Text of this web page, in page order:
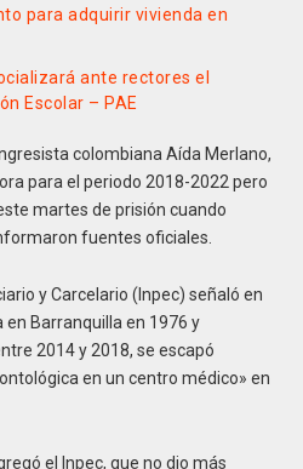
para adquirir vivienda en
ante rectores el
Escolar – PAE
colombiana Aída Merlano,
para el periodo 2018-2022 pero
martes de prisión cuando
fuentes oficiales.
y Carcelario (Inpec) señaló en
Barranquilla en 1976 y
2014 y 2018, se escapó
en un centro médico» en
el Inpec, que no dio más